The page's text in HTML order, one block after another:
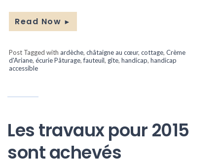
Read Now ►
Post Tagged withardèche,châtaigne au cœur,cottage,Crème
d'Ariane,écurie Pâturage,fauteuil, gîte,handicap,handicap
accessible
Les travaux pour 2015
sont achevés